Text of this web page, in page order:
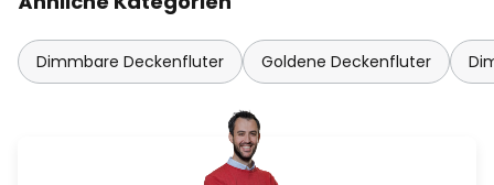
Dimmbare Deckenfluter Goldene Deckenfluter